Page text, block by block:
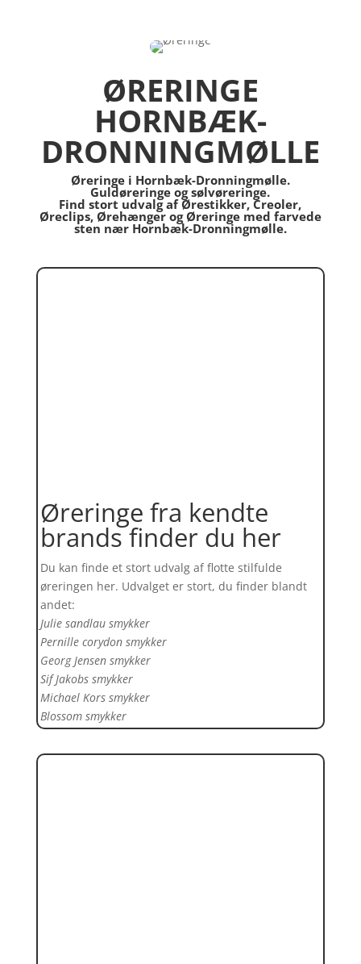
ØRERINGE
HORNBÆK-
DRONNINGMØLLE
Øreringe i Hornbæk-Dronningmølle.
Guldøreringe og sølvøreringe.
Find stort udvalg af Ørestikker, Creoler,
Øreclips, Ørehænger og Øreringe med farvede
sten nær Hornbæk-Dronningmølle.
Øreringe fra kendte
brands finder du her
Du kan finde et stort udvalg af flotte stilfulde
øreringen her. Udvalget er stort, du finder blandt
andet:
Julie sandlau smykker
Pernille corydon smykker
Georg Jensen smykker
Sif Jakobs smykker
Michael Kors smykker
Blossom smykker